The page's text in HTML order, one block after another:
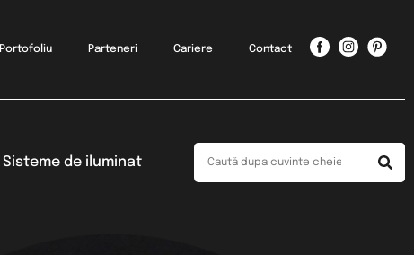
Portofoliu Parteneri Cariere Contact
Sisteme de iluminat